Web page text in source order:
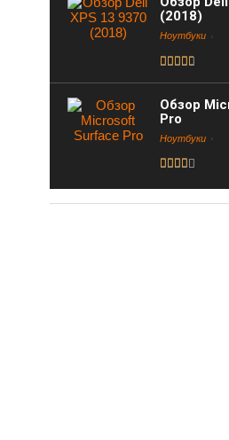
(2018)
Ноутбуки
Обзор
Pro
Ноутбуки